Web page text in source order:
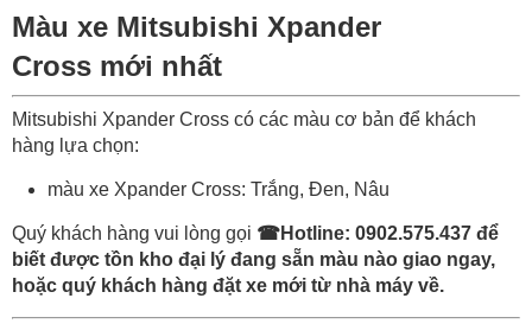
Màu xe Mitsubishi Xpander
Cross mới nhất
Mitsubishi Xpander Cross có các màu cơ bản để khách
hàng lựa chọn:
màu xe Xpander Cross: Trắng, Đen, Nâu
Quý khách hàng vui lòng gọi ☎Hotline: 0902.575.437 để
biết được tồn kho đại lý đang sẵn màu nào giao ngay,
hoặc quý khách hàng đặt xe mới từ nhà máy về.